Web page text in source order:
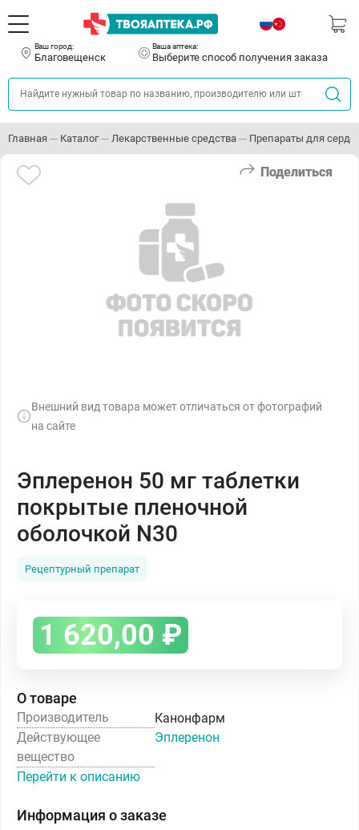
Ваш город:
Благовещенск
Ваша аптека:
Выберите способ получения заказа
Главная Каталог Лекарственные средства Препараты для
Поделиться
Внешний вид товара может отличаться от фотографий
на сайте
Эплеренон 50 мг таблетки
покрытые пленочной
оболочкой N30
Рецептурный препарат
1 620,00 ₽
О товаре
Производитель
Канонфарм
Действующее
вещество
Эплеренон
Перейти к описанию
Информация о заказе